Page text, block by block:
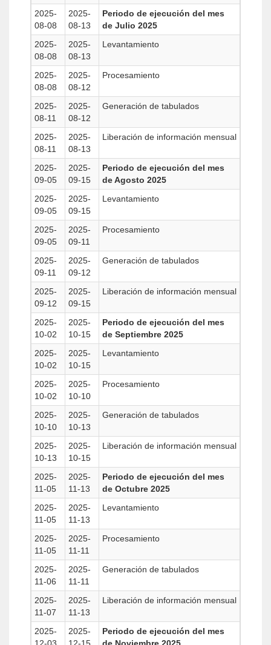
2025-
08-08
2025-
08-13
Periodo de ejecución del mes
de Julio 2025
2025-
08-08
2025-
08-13
Levantamiento
2025-
08-08
2025-
08-12
Procesamiento
2025-
08-11
2025-
08-12
Generación de tabulados
2025-
08-11
2025-
08-13
Liberación de información mensual
2025-
09-05
2025-
09-15
Periodo de ejecución del mes
de Agosto 2025
2025-
09-05
2025-
09-15
Levantamiento
2025-
09-05
2025-
09-11
Procesamiento
2025-
09-11
2025-
09-12
Generación de tabulados
2025-
09-12
2025-
09-15
Liberación de información mensual
2025-
10-02
2025-
10-15
Periodo de ejecución del mes
de Septiembre 2025
2025-
10-02
2025-
10-15
Levantamiento
2025-
10-02
2025-
10-10
Procesamiento
2025-
10-10
2025-
10-13
Generación de tabulados
2025-
10-13
2025-
10-15
Liberación de información mensual
2025-
11-05
2025-
11-13
Periodo de ejecución del mes
de Octubre 2025
2025-
11-05
2025-
11-13
Levantamiento
2025-
11-05
2025-
11-11
Procesamiento
2025-
11-06
2025-
11-11
Generación de tabulados
2025-
11-07
2025-
11-13
Liberación de información mensual
2025-
2025-
Periodo de ejecución del mes